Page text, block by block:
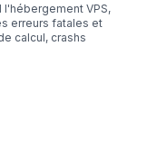
l'hébergement VPS,
erreurs fatales et
calcul, crashs